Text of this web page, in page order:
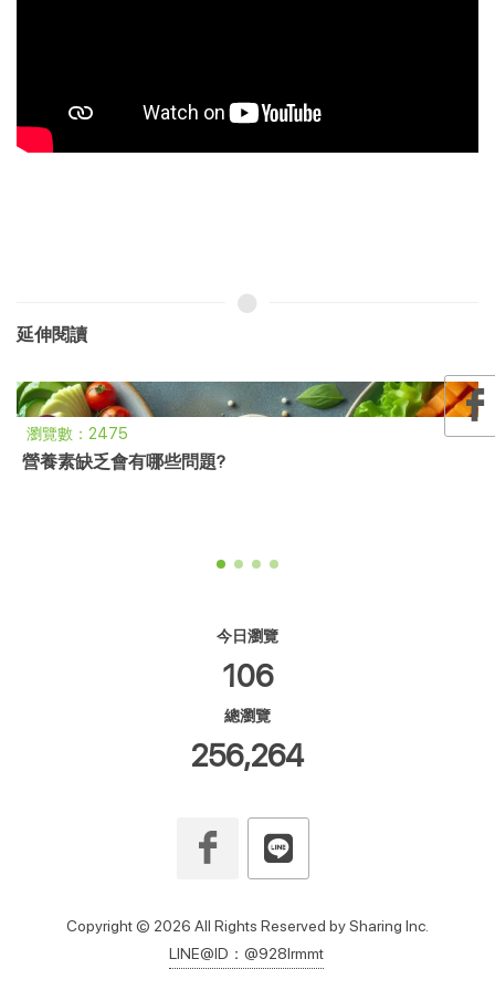
延伸閱讀
瀏覽數：2475
營養素缺乏會有哪些問題?
今日瀏覽
106
總瀏覽
256,264
Copyright © 2026 All Rights Reserved by Sharing Inc.
LINE@ID：@928lrmmt